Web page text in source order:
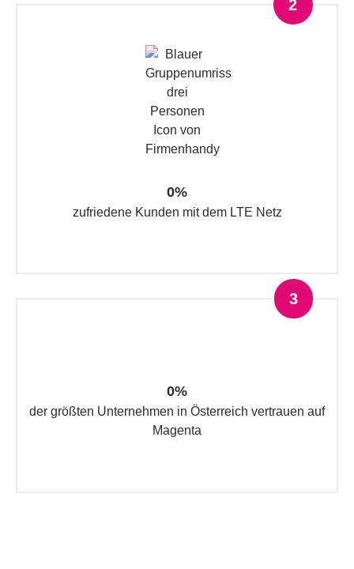
2
0%
zufriedene Kunden mit dem LTE Netz
0%
der größten Unternehmen in Österreich vertrauen auf
Magenta
3